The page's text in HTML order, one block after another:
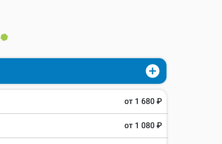
от 1 680 ₽
от 1 080 ₽